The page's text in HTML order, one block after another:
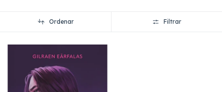
Ordenar Filtrar